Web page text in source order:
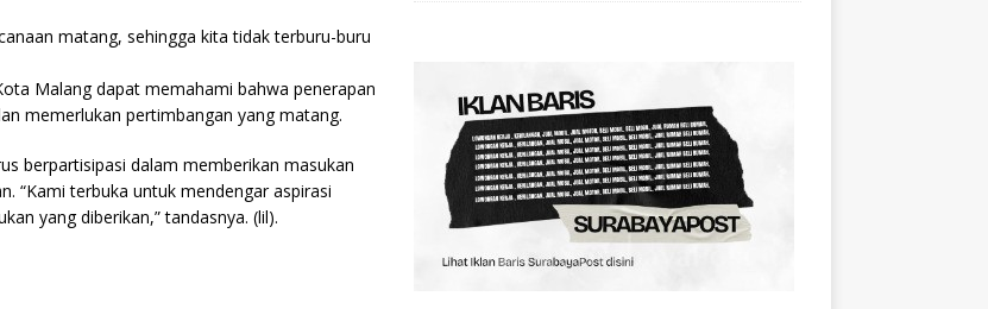
matang, sehingga kita tidak terburu-buru
Malang dapat memahami bahwa penerapan
memerlukan pertimbangan yang matang.
berpartisipasi dalam memberikan masukan
“Kami terbuka untuk mendengar aspirasi
yang diberikan,” tandasnya. (lil).